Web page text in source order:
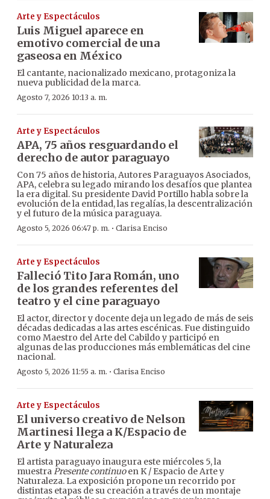
Arte y Espectáculos
Luis Miguel aparece en
emotivo comercial de una
gaseosa en México
El cantante, nacionalizado mexicano, protagoniza la
nueva publicidad de la marca.
Agosto 7, 2026 10:13 a. m.
Arte y Espectáculos
APA, 75 años resguardando el
derecho de autor paraguayo
Con 75 años de historia, Autores Paraguayos Asociados,
APA, celebra su legado mirando los desafíos que plantea
la era digital. Su presidente David Portillo habla sobre la
evolución de la entidad, las regalías, la descentralización
y el futuro de la música paraguaya.
Agosto 5, 2026 06:47 p. m. · Clarisa Enciso
Arte y Espectáculos
Falleció Tito Jara Román, uno
de los grandes referentes del
teatro y el cine paraguayo
El actor, director y docente deja un legado de más de seis
décadas dedicadas a las artes escénicas. Fue distinguido
como Maestro del Arte del Cabildo y participó en
algunas de las producciones más emblemáticas del cine
nacional.
Agosto 5, 2026 11:55 a. m. · Clarisa Enciso
Arte y Espectáculos
El universo creativo de Nelson
Martinesi llega a K/Espacio de
Arte y Naturaleza
El artista paraguayo inaugura este miércoles 5, la
muestraPresente continuoen K / Espacio de Arte y
Naturaleza. La exposición propone un recorrido por
distintas etapas de su creación a través de un montaje